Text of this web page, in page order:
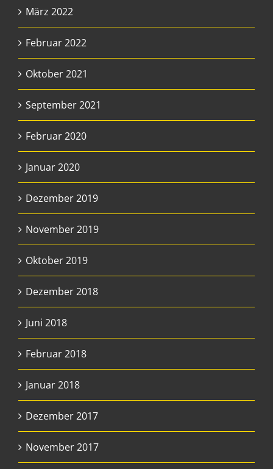
März 2022
Februar 2022
Oktober 2021
September 2021
Februar 2020
Januar 2020
Dezember 2019
November 2019
Oktober 2019
Dezember 2018
Juni 2018
Februar 2018
Januar 2018
Dezember 2017
November 2017